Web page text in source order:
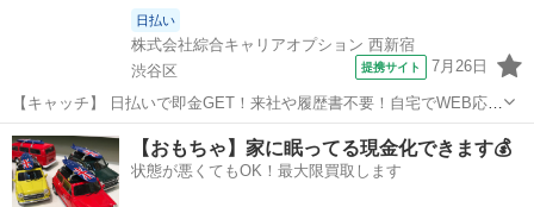
日払い
株式会社綜合キャリアオプション 西新宿
渋谷区
提携サイト 7月26日
【キャッチ】 日払いで即金GET！来社や履歴書不要！自宅でWEB応
募！高時給1900円～2000円！「データ入力/資料作成」20代～40代の
スタッフさん中心に大活躍中！ 【コメント】 ＼★☆大人気のオフィス
ワーク案件多数☆...
東京 渋谷区 その他
【おもちゃ】家に眠ってる現金化できます💰
状態が悪くてもOK！最大限買取します